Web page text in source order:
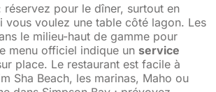
réservez pour le dîner, surtout en
vous voulez une table côté lagon. Les
le milieu-haut de gamme pour
menu officiel indique un service
place. Le restaurant est facile à
Sha Beach, les marinas, Maho ou